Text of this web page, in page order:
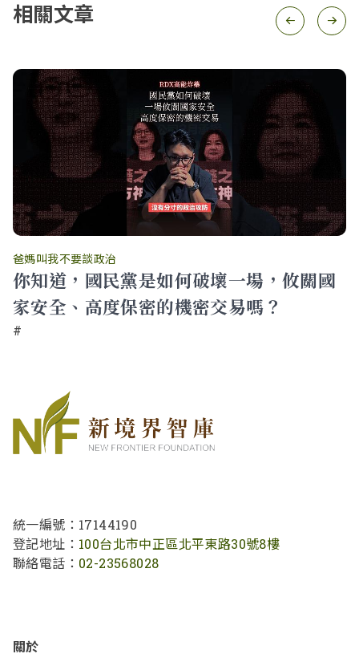
相關文章
爸媽叫我不要談政治
你知道，國民黨是如何破壞一場，攸關國
家安全、高度保密的機密交易嗎？
#
統一編號：17144190
登記地址： 100台北市中正區北平東路30號8樓
聯絡電話： 02-23568028
關於